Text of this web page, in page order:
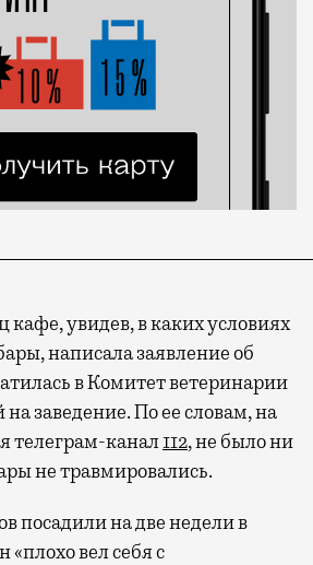
кафе, увидев, в каких условиях
написала заявление об
в Комитет ветеринарии
заведение. По ее словам, на
телеграм-канал112, не было ни
не травмировались.
посадили на две недели в
«плохо вел себя с